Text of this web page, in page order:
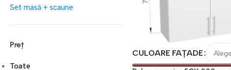
Set masă + scaune
Preț
Toate
CULOARE FAȚADE